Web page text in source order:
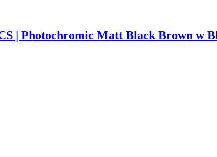
| Photochromic Matt Black Brown w